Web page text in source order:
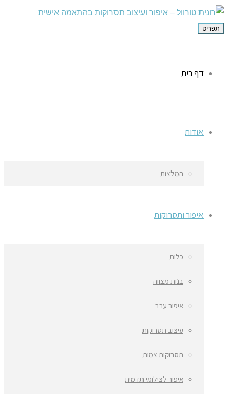
תפריט
דף בית
אודות
המלצות
איפור ותסרוקות
כלות
בנות מצווה
איפור ערב
עיצוב תסרוקות
תסרוקות צמות
איפור לצילומי תדמית